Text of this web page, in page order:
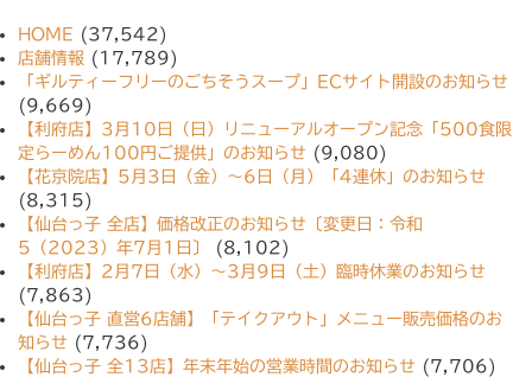
HOME (37,542)
店舗情報 (17,789)
「ギルティーフリーのごちそうスープ」ECサイト開設のお知らせ
(9,669)
【利府店】3月10日（日）リニューアルオープン記念「500食限
定らーめん100円ご提供」のお知らせ (9,080)
【花京院店】5月3日（金）〜6日（月）「4連休」のお知らせ
(8,315)
【仙台っ子 全店】価格改正のお知らせ〔変更日：令和
5（2023）年7月1日〕
(8,102)
【利府店】2月7日（水）〜3月9日（土）臨時休業のお知らせ
(7,863)
【仙台っ子 直営6店舗】「テイクアウト」メニュー販売価格のお
知らせ (7,736)
【仙台っ子 全13店】年末年始の営業時間のお知らせ (7,706)